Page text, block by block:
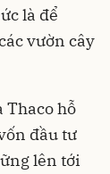
là để
vườn cây
Thaco hỗ
đầu tư
lên tới